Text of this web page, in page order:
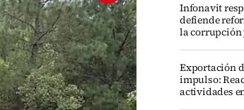
Infonavit
defiende
la corrupción
Exportación
impulso:
actividades